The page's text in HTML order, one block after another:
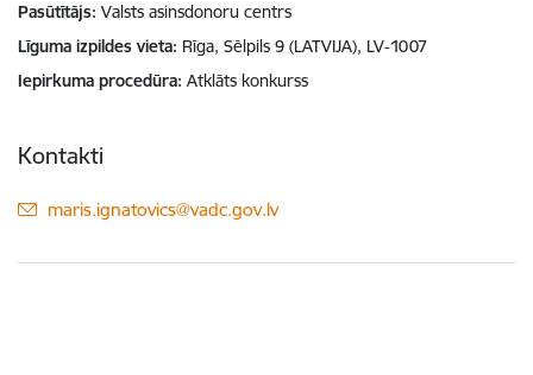
Pasūtītājs Valsts asinsdonoru centrs
Līguma izpildes vieta Rīga, Sēlpils 9 (LATVIJA), LV-1007
Iepirkuma procedūra Atklāts konkurss
Kontakti
E-pasts:
maris.ignatovics@vadc.gov.lv